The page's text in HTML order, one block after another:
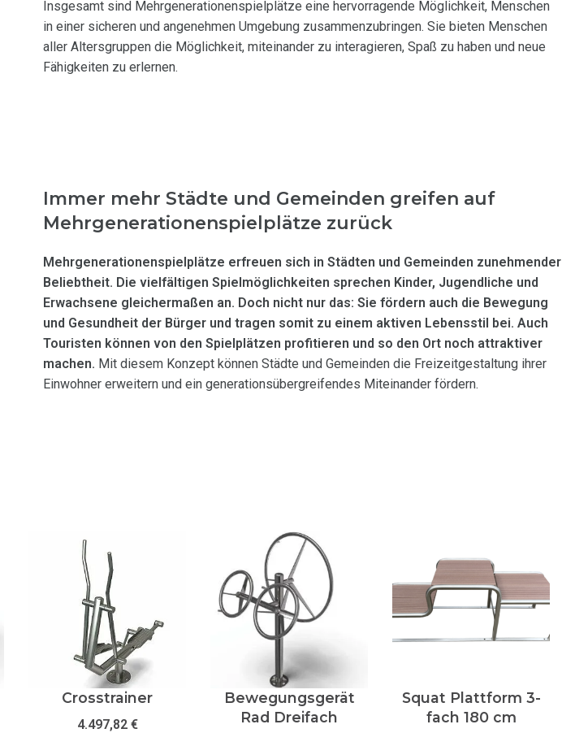
Insgesamt sind Mehrgenerationenspielplätze eine hervorragende Möglichkeit, Menschen
in einer sicheren und angenehmen Umgebung zusammenzubringen. Sie bieten Menschen
aller Altersgruppen die Möglichkeit, miteinander zu interagieren, Spaß zu haben und neue
Fähigkeiten zu erlernen.
Immer mehr Städte und Gemeinden greifen auf
Mehrgenerationenspielplätze zurück
Mehrgenerationenspielplätze erfreuen sich in Städten und Gemeinden zunehmender
Beliebtheit. Die vielfältigen Spielmöglichkeiten sprechen Kinder, Jugendliche und
Erwachsene gleichermaßen an. Doch nicht nur das: Sie fördern auch die Bewegung
und Gesundheit der Bürger und tragen somit zu einem aktiven Lebensstil bei. Auch
Touristen können von den Spielplätzen profitieren und so den Ort noch attraktiver
machen. Mit diesem Konzept können Städte und Gemeinden die Freizeitgestaltung ihrer
Einwohner erweitern und ein generationsübergreifendes Miteinander fördern.
Crosstrainer
4.497,82 €
Bewegungsgerät
Rad Dreifach
Squat Plattform 3-
fach 180 cm